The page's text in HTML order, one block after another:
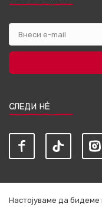
СЛЕДИ НЀ
Настојуваме да